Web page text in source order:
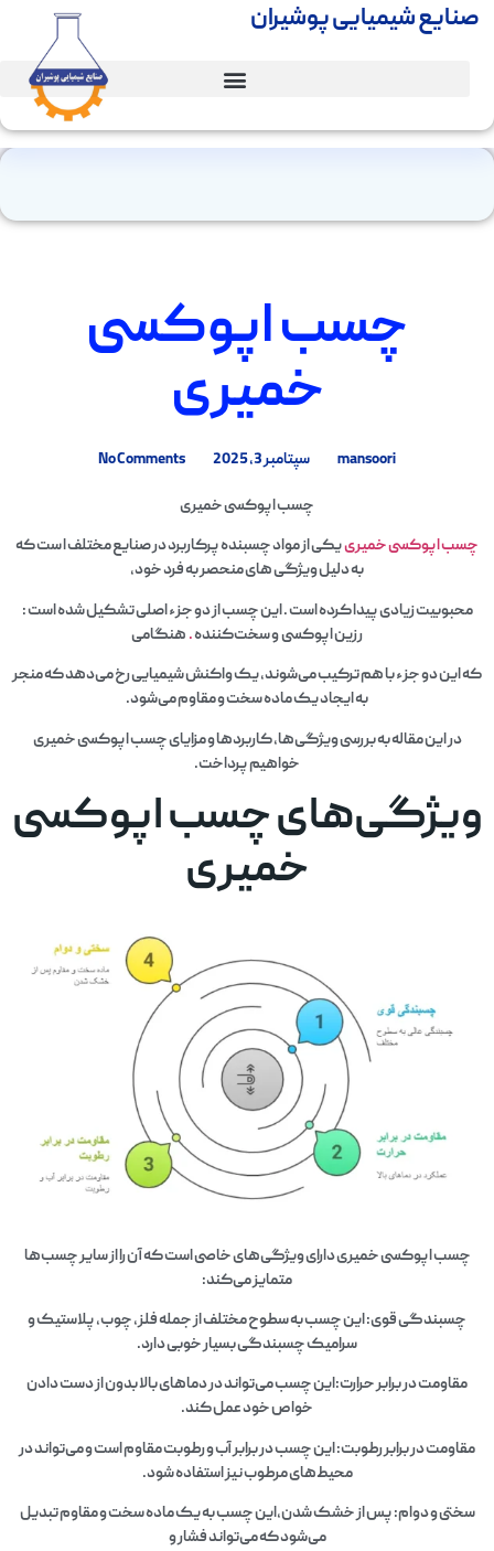
صنایع شیمیایی پوشیران
چسب اپوکسی
خمیری
mansoori سپتامبر 3, 2025 No Comments
چسب اپوکسی خمیری
چسب اپوکسی خمیرییکی از مواد چسبنده پرکاربرد در صنایع مختلف ا ست که
به دلیل ویژگی‌ های منحصر به فرد خود،
محبوبیت زیادی پیدا کرده است . این چسب از دو جزء اصلی تشکیل شده است :
رزین اپوکسی و سخت‌کننده.هنگامی
که این دو جزء با هم ترکیب می‌شوند، یک واکنش شیمیایی رخ می‌دهد که منجر
به ایجاد یک ماده سخت و مقاوم می‌شود.
در این مقاله به بررسی ویژگی‌ها، کاربردها و مزایای چسب اپوکسی خمیری
خواهیم پرداخت.
ویژگی‌های چسب اپوکسی
خمیری
چسب اپوکسی خمیری دارای ویژگی‌های خاصی است که آن را از سایر چسب‌ها
متمایز می‌کند:
چسبندگی قوی: این چسب به سطوح مختلف از جمله فلز، چوب، پلاستیک و
سرامیک چسبندگی بسیار خوبی دارد.
مقاومت در برابر حرارت:این چسب می‌تواند در دماهای بالا بدون از دست دادن
خواص خود عمل کند.
مقاومت در برابر رطوبت: این چسب در برابر آب و رطوبت مقاوم است و می‌تواند در
محیط‌های مرطوب نیز استفاده شود.
سختی و دوام: پس از خشک شدن،این چسب به یک ماده سخت و مقاوم تبدیل
می‌شود که می‌تواند فشار و